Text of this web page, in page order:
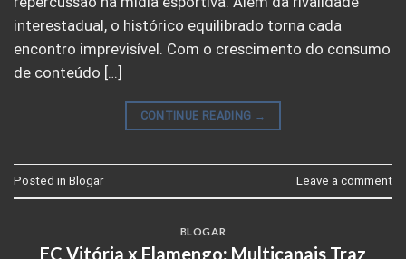
interestadual, o histórico equilibrado torna cada
encontro imprevisível. Com o crescimento do consumo
de conteúdo […]
CONTINUE READING →
Posted in Blogar Leave a comment
BLOGAR
EC Vitória x Flamengo: Multicanais Traz